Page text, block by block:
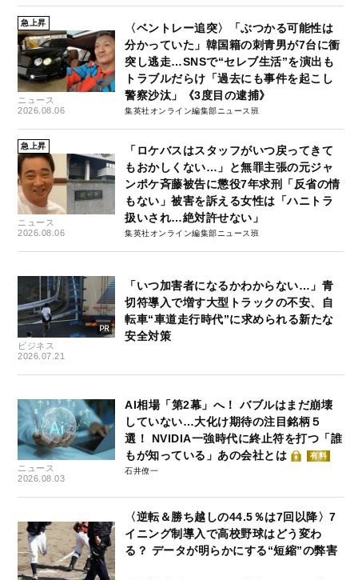
急上昇
ニュース
2026.08.06
〈ベントレー追突〉「ぶつかる可能性は
分かっていた」韓国籍の刺青男が7台に衝
突し逃走…SNSで“セレブ生活”を演出も
トラブルだらけ「過去にも事件を起こし
警察沙汰」《3度目の逮捕》
集英社オンライン編集部ニュース班
急上昇
ニュース
2026.08.06
「ロケバスはスタッフがいつ戻ってきて
もおかしくない…」と無罪主張の元ジャ
ンポケ斉藤被告に懲役7年求刑「反省の情
もない」被害を訴える女性は「ハニトラ
扱いされ…絶対許せない」
集英社オンライン編集部ニュース班
ビジネス
2026.07.21
「いつ加害者になるかわからない…」青
切符導入で増す大型トラックの不安、自
転車“車道走行時代”に求められる新たな
安全対策
ニュース
2026.08.03
AI相場「第2幕」へ！ バブルはまだ崩壊
していない…大化け期待の注目銘柄５
選！ NVIDIA一強時代に終止符を打つ「誰
もが知っている」あの会社とは
有料
石井僚一
〈逆転＆勝ち越しの44.5％は7回以降〉7
イニング制導入で高校野球はどう変わ
る？ データが明らかにする“短縮”の弊害